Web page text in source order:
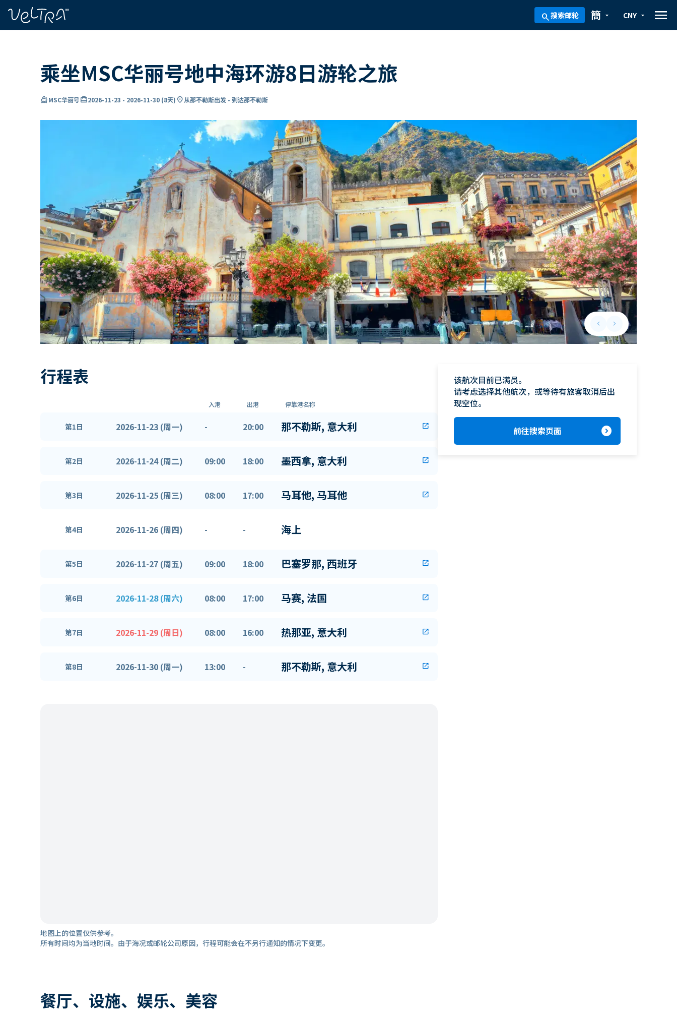
search搜索邮轮 arrow_drop_down
簡 arrow_drop_down
CNY menu
乘坐MSC华丽号地中海环游8日游轮之旅
directions_boatMSC华丽号card_travel2026-11-23 - 2026-11-30 (8天) location_on从那不勒斯出发 - 到达那不勒斯
keyboard_arrow_leftPrevious slide
keyboard_arrow_rightNext slide
行程表
入港 出港 停靠港名称
第1日 2026-11-23 (周一) - 20:00 那不勒斯, 意大利 open_in_new
第2日 2026-11-24 (周二) 09:00 18:00 墨西拿, 意大利 open_in_new
第3日 2026-11-25 (周三) 08:00 17:00 马耳他, 马耳他 open_in_new
第4日 2026-11-26 (周四) - - 海上
第5日 2026-11-27 (周五) 09:00 18:00 巴塞罗那, 西班牙 open_in_new
第6日 2026-11-28 (周六) 08:00 17:00 马赛, 法国 open_in_new
第7日 2026-11-29 (周日) 08:00 16:00 热那亚, 意大利 open_in_new
第8日 2026-11-30 (周一) 13:00 - 那不勒斯, 意大利 open_in_new
地图上的位置仅供参考。
所有时间均为当地时间。由于海况或邮轮公司原因，行程可能会在不另行通知的情况下变更。
餐厅、设施、娱乐、美容
该航次目前已满员。
请考虑选择其他航次，或等待有旅客取消后出
现空位。
前往搜索页面 expand_circle_right